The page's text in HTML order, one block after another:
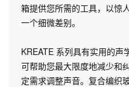
箱提供您所需的工具，以惊
一个细微差别。
KREATE 系列具有实用的声
可帮助您最大限度地减少和
定需求调整声音。复合编织